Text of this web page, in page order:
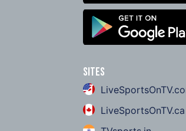
Sites
LiveSportsOnTV.ca